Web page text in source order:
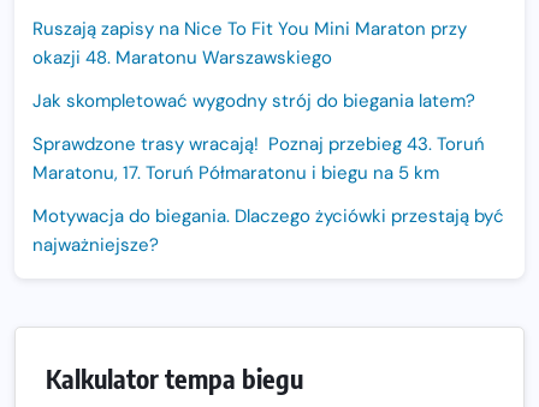
Ruszają zapisy na Nice To Fit You Mini Maraton przy
okazji 48. Maratonu Warszawskiego
Jak skompletować wygodny strój do biegania latem?
Sprawdzone trasy wracają! Poznaj przebieg 43. Toruń
Maratonu, 17. Toruń Półmaratonu i biegu na 5 km
Motywacja do biegania. Dlaczego życiówki przestają być
najważniejsze?
Sprawdzony przebieg i profil stworzony do szybkiego
Kalkulator tempa biegu